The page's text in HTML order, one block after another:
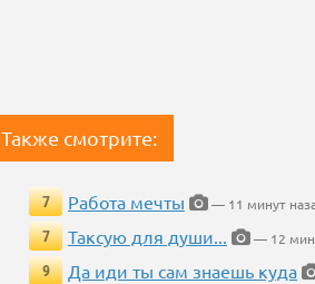
Также смотрите:
7 Работа мечты
— 11 минут
7
Таксую для души...
— 12
9
Да иди ты сам знаешь куда